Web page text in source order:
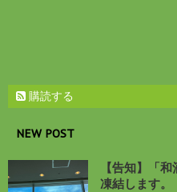
購読する
NEW POST
【告知】「
凍結します。